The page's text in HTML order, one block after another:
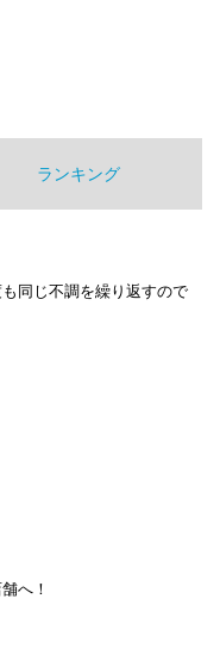
ランキング
同じ不調を繰り返すので
へ！